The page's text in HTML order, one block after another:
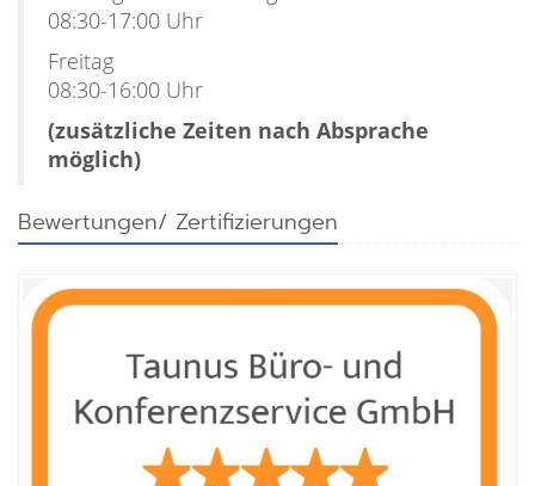
08:30-17:00 Uhr
Freitag
08:30-16:00 Uhr
(zusätzliche Zeiten nach Absprache
möglich)
Bewertungen/ Zertifizierungen